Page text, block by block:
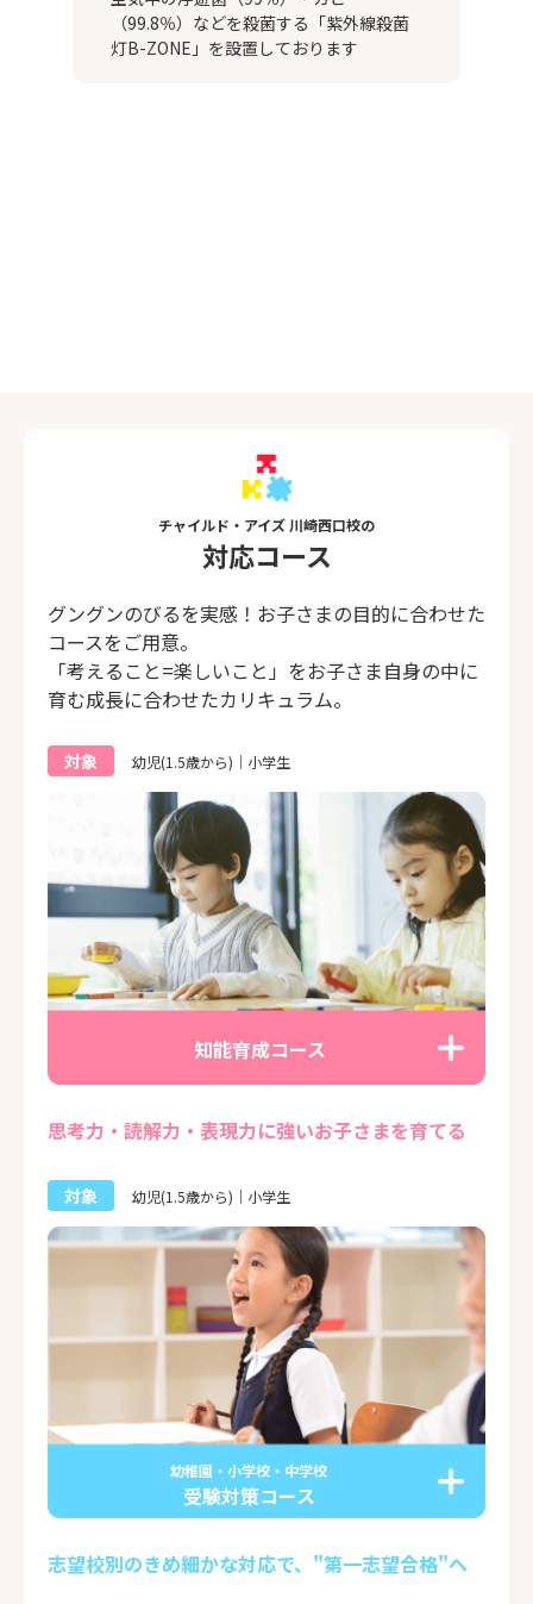
（99.8％）などを殺菌する「紫外線殺菌
灯B-ZONE」を設置しております
チャイルド・アイズ 川崎西口校の
対応コース
グングンのびるを実感！お子さまの目的に合わせた
コースをご用意。
「考えること=楽しいこと」をお子さま自身の中に
育む成長に合わせたカリキュラム。
対象 幼児(1.5歳から)｜小学生
知能育成コース
思考力・読解力・表現力に強いお子さまを育てる
対象 幼児(1.5歳から)｜小学生
幼稚園・小学校・中学校
受験対策コース
志望校別のきめ細かな対応で、"第一志望合格"へ